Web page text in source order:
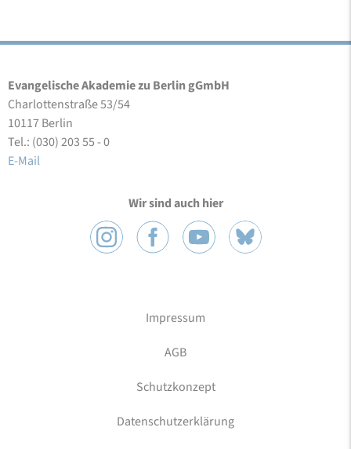
Evangelische Akademie zu Berlin gGmbH
Charlottenstraße 53/54
10117 Berlin
Tel.: (030) 203 55 - 0
E-Mail
Wir sind auch hier
Impressum
AGB
Schutzkonzept
Datenschutzerklärung